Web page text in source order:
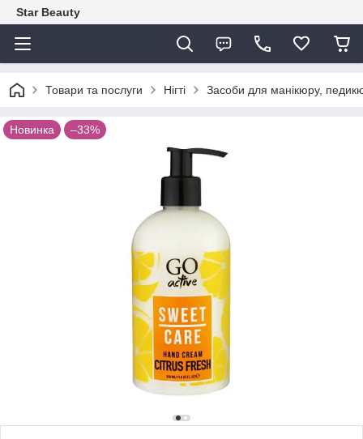
Star Beauty
Товари та послуги Нігті Засоби для манікюру,
Новинка –33%